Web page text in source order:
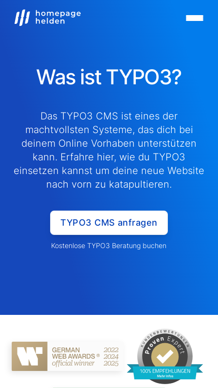
Was ist TYPO3?
Das TYPO3 CMS ist eines der
machtvollsten Systeme, das dich bei
deinem Online Vorhaben unterstützen
kann. Erfahre hier, wie du TYPO3
einsetzen kannst um deine neue Website
nach vorn zu katapultieren.
TYPO3 CMS anfragen
Kostenlose TYPO3 Beratung buchen